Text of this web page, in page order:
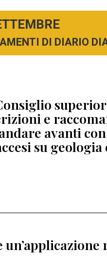
DI DIARIO
e
avanti
su geologia